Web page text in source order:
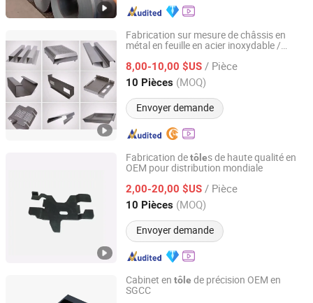
Fabrication sur mesure de châssis en
métal en feuille en acier inoxydable /
8,00-10,00 $US / Pièce
10 Pièces (MOQ)
Envoyer demande
Jiangsu Tedrail Industrial Co., Ltd.
Jiangsu, China Depuis 2012
Fabrication detôles de haute qualité en
OEM pour distribution mondiale
2,00-20,00 $US / Pièce
10 Pièces (MOQ)
Envoyer demande
Qingdao Jiaen Machinery Technology Co., Ltd
Shandong, China Depuis 2025
Cabinet en tôle de précision OEM en
SGCC
Ningbo ACE BEST Machinery Co., Ltd.